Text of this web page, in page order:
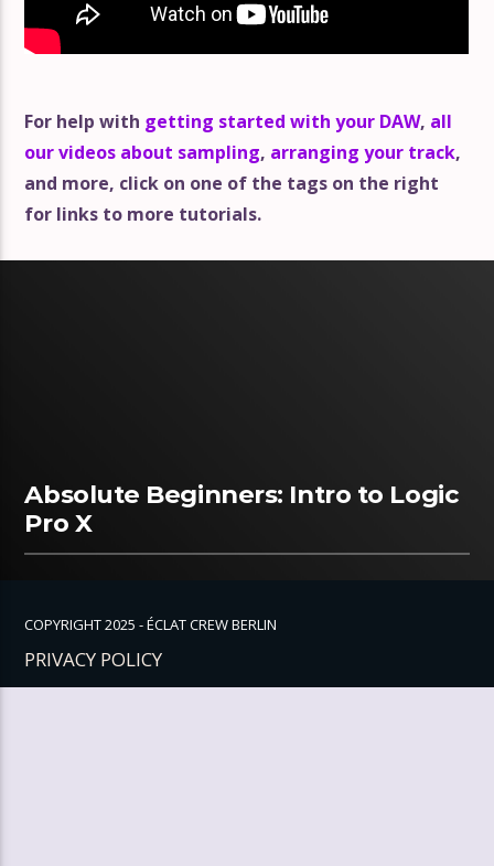
For help with getting started with your DAW, all
our videos about sampling, arranging your track,
and more, click on one of the tags on the right
for links to more tutorials.
Absolute Beginners: Intro to Logic
Pro X
COPYRIGHT 2025 - ÉCLAT CREW BERLIN
PRIVACY POLICY